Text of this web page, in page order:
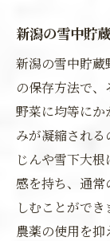
新潟の雪中貯
新潟の雪中貯
の保存方法で
野菜に均等にか
みが凝縮され
じんや雪下大
感を持ち、通
しむことができ
農薬の使用を